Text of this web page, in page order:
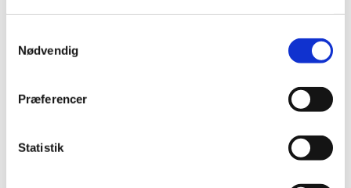
Nødvendig
Præferencer
Statistik
Som et led i arbejdet med revurdering af lægemidlers
tilskudsstatus er Lægemiddelstyrelsen begyndt at se på
…
TID